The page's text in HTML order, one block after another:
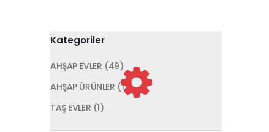
Kategoriler
AHŞAP EVLER (49)
AHŞAP ÜRÜNLER (12)
TAŞ EVLER (1)